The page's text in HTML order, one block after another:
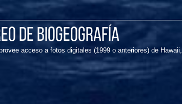
de biogeografía
acceso a fotos digitales (1999 o anteriores) de Hawaii,